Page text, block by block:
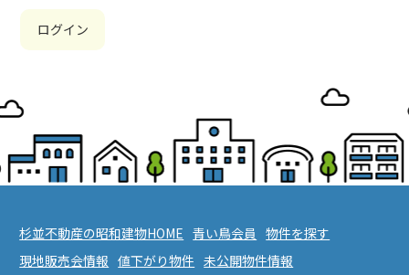
ログイン
杉並不動産の昭和建物HOME 青い鳥会員
物件を探す
現地販売会情報 値下がり物件 未公開物件情報